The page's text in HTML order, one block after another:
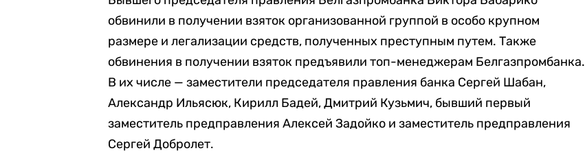
обвинили в получении взяток организованной группой в особо крупном
размере и легализации средств, полученных преступным путем. Также
обвинения в получении взяток предъявили топ-менеджерам Белгазпромбанка.
В их числе — заместители председателя правления банка Сергей Шабан,
Александр Ильясюк, Кирилл Бадей, Дмитрий Кузьмич, бывший первый
заместитель предправления Алексей Задойко и заместитель предправления
Сергей Добролет.